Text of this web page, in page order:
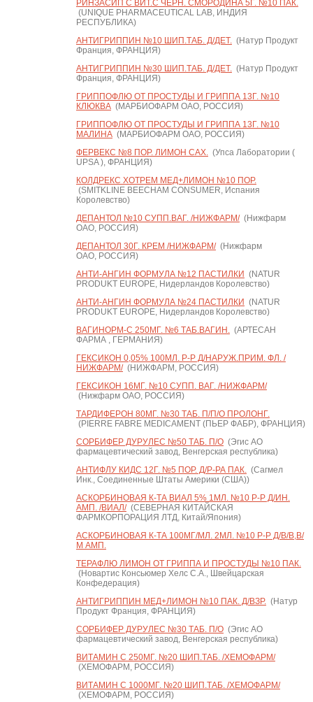
РИНЗАСИП С ВИТ.С ЧЕРН. СМОРОДИНА 5Г. №10 ПАК.
(UNIQUE PHARMACEUTICAL LAB, ИНДИЯ
РЕСПУБЛИКА)
АНТИГРИППИН №10 ШИП.ТАБ. Д/ДЕТ.(Натур Продукт
Франция, ФРАНЦИЯ)
АНТИГРИППИН №30 ШИП.ТАБ. Д/ДЕТ.(Натур Продукт
Франция, ФРАНЦИЯ)
ГРИППОФЛЮ ОТ ПРОСТУДЫ И ГРИППА 13Г. №10
КЛЮКВА(МАРБИОФАРМ ОАО, РОССИЯ)
ГРИППОФЛЮ ОТ ПРОСТУДЫ И ГРИППА 13Г. №10
МАЛИНА(МАРБИОФАРМ ОАО, РОССИЯ)
ФЕРВЕКС №8 ПОР. ЛИМОН САХ.(Упса Лаборатории (
UPSA ), ФРАНЦИЯ)
КОЛДРЕКС ХОТРЕМ МЕД+ЛИМОН №10 ПОР.
(SMITKLINE BEECHAM CONSUMER, Испания
Королевство)
ДЕПАНТОЛ №10 СУПП.ВАГ. /НИЖФАРМ/(Нижфарм
ОАО, РОССИЯ)
ДЕПАНТОЛ 30Г. КРЕМ /НИЖФАРМ/(Нижфарм
ОАО, РОССИЯ)
АНТИ-АНГИН ФОРМУЛА №12 ПАСТИЛКИ (NATUR
PRODUKT EUROPE, Нидерландов Королевство)
АНТИ-АНГИН ФОРМУЛА №24 ПАСТИЛКИ (NATUR
PRODUKT EUROPE, Нидерландов Королевство)
ВАГИНОРМ-С 250МГ. №6 ТАБ.ВАГИН.(АРТЕСАН
ФАРМА , ГЕРМАНИЯ)
ГЕКСИКОН 0,05% 100МЛ. Р-Р Д/НАРУЖ.ПРИМ. ФЛ. /
НИЖФАРМ/(НИЖФАРМ, РОССИЯ)
ГЕКСИКОН 16МГ. №10 СУПП. ВАГ. /НИЖФАРМ/
(Нижфарм ОАО, РОССИЯ)
ТАРДИФЕРОН 80МГ. №30 ТАБ. П/П/О ПРОЛОНГ.
(PIERRE FABRE MEDICAMENT (ПЬЕР ФАБР), ФРАНЦИЯ)
СОРБИФЕР ДУРУЛЕС №50 ТАБ. П/О(Эгис АО
фармацевтический завод, Венгерская республика)
АНТИФЛУ КИДС 12Г. №5 ПОР. Д/Р-РА ПАК.(Сагмел
Инк., Соединенные Штаты Америки (США))
АСКОРБИНОВАЯ К-ТА ВИАЛ 5% 1МЛ. №10 Р-Р Д/ИН.
АМП. /ВИАЛ/(СЕВЕРНАЯ КИТАЙСКАЯ
ФАРМКОРПОРАЦИЯ ЛТД, Китай/Япония)
АСКОРБИНОВАЯ К-ТА 100МГ/МЛ. 2МЛ. №10 Р-Р Д/В/В,В/
М АМП.
ТЕРАФЛЮ ЛИМОН ОТ ГРИППА И ПРОСТУДЫ №10 ПАК.
(Новартис Консьюмер Хелс С.А., Швейцарская
Конфедерация)
АНТИГРИППИН МЕД+ЛИМОН №10 ПАК. Д/ВЗР.(Натур
Продукт Франция, ФРАНЦИЯ)
СОРБИФЕР ДУРУЛЕС №30 ТАБ. П/О(Эгис АО
фармацевтический завод, Венгерская республика)
ВИТАМИН С 250МГ. №20 ШИП.ТАБ. /ХЕМОФАРМ/
(ХЕМОФАРМ, РОССИЯ)
ВИТАМИН С 1000МГ. №20 ШИП.ТАБ. /ХЕМОФАРМ/
(ХЕМОФАРМ, РОССИЯ)